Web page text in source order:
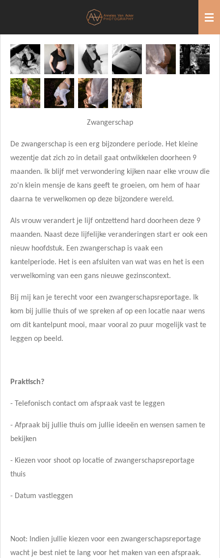
de
hoofdinhoud
Zwangerschap
De zwangerschap is een erg bijzondere periode. Het kleine
wezentje dat zich zo in detail gaat ontwikkelen doorheen 9
maanden. Ik blijf met verwondering kijken naar elke vrouw die
zo'n klein mensje de kans geeft te groeien, om hem of haar
daarna te verwelkomen op deze bijzondere wereld.
Als vrouw verandert je lijf ontzettend hard doorheen deze 9
maanden. Naast deze lijfelijke veranderingen start er ook een
nieuw hoofdstuk. Een zwangerschap is vaak een
kantelperiode. Het is een afsluiten van wat was en het is een
verwelkoming van een gans nieuwe gezinscontext.
Bij mij kan je terecht voor een zwangerschapsreportage. Ik
kom bij jullie thuis of we spreken af op een locatie naar wens
om dit kantelpunt mooi, maar vooral zo puur mogelijk vast te
leggen op beeld.
Praktisch?
- Telefonisch contact om afspraak vast te leggen
- Afpraak bij jullie thuis om jullie ideeën en wensen samen te
bekijken
- Kiezen voor shoot op locatie of zwangerschapsreportage
thuis
- Datum vastleggen
Noot: Indien jullie kiezen voor een zwangerschapsreportage
wacht je best niet te lang voor het maken van een afspraak.